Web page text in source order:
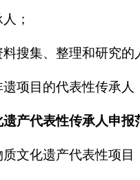
；
搜集、整理和研究的
项目的代表性传承人
产代表性传承人申报
文化遗产代表性项